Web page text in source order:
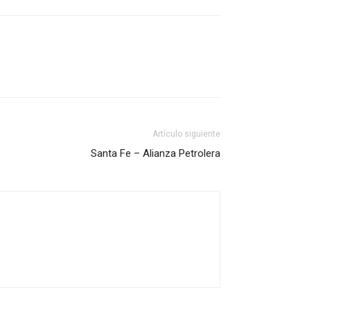
Artículo siguiente
Santa Fe – Alianza Petrolera